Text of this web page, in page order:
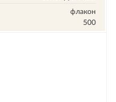
флакон
500